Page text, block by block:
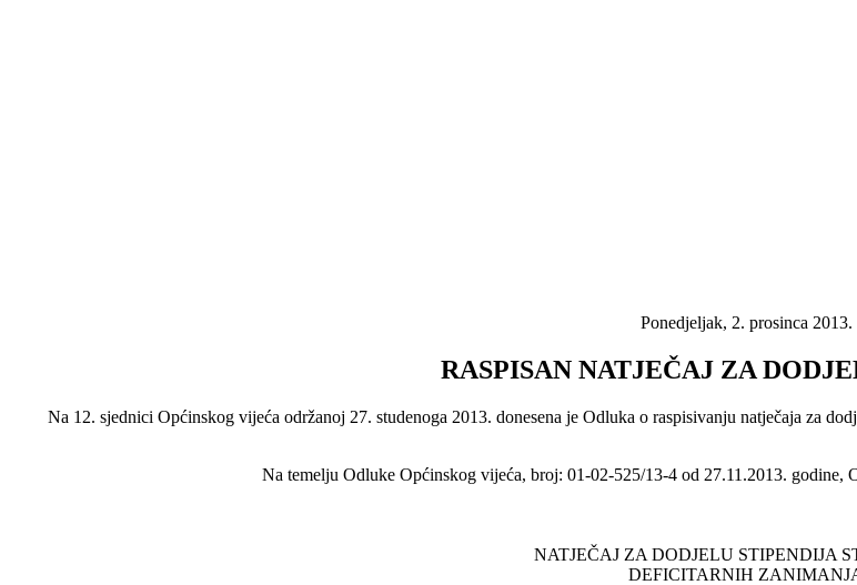
Ponedjeljak, 2. prosinca 2013.
RASPISAN NATJEČAJ ZA
Na 12. sjednici Općinskog vijeća održanoj 27. studenoga 2013. donesena je Odluka o raspisivanju natječaja za
Na temelju Odluke Općinskog vijeća, broj: 01-02-525/13-4 od­­­­­­ 27.11.2013.
NATJEČAJ ZA DODJELU STIPENDIJA
DEFICITARNIH